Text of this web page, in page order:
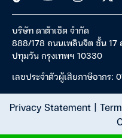
บริษัท ดาต้าเซ็ต จำกัด
888/178 ถนนเพลินจิต ชั้น 17
ปทุมวัน กรุงเทพฯ 10330
เลขประจำตัวผู้เสียภาษีอากร
Privacy Statement|